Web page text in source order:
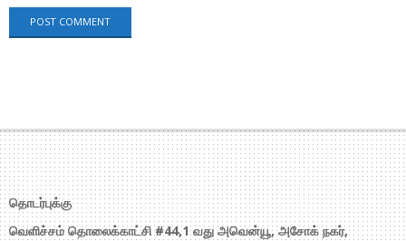
தொடர்புக்கு
வெளிச்சம் தொலைக்காட்சி #44,1 வது அவென்யூ, அசோக் நகர்,